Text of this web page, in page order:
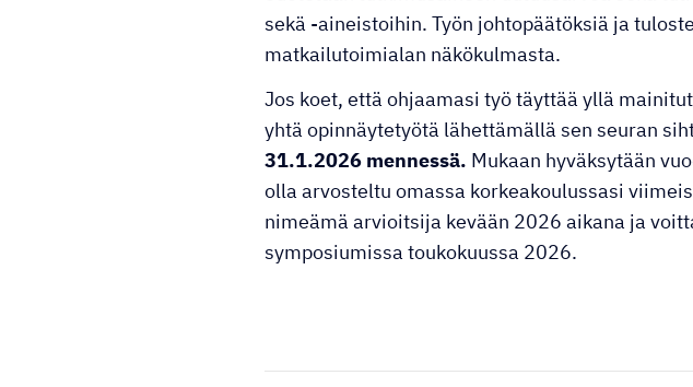
sekä -aineistoihin. Työn johtopäätöksiä ja
matkailutoimialan näkökulmasta.
Jos koet, että ohjaamasi työ täyttää yllä
yhtä opinnäytetyötä lähettämällä sen seuran
31.1.2026 mennessä. Mukaan hyväksytään
olla arvosteltu omassa korkeakoulussasi
nimeämä arvioitsija kevään 2026 aikana ja
symposiumissa toukokuussa 2026.